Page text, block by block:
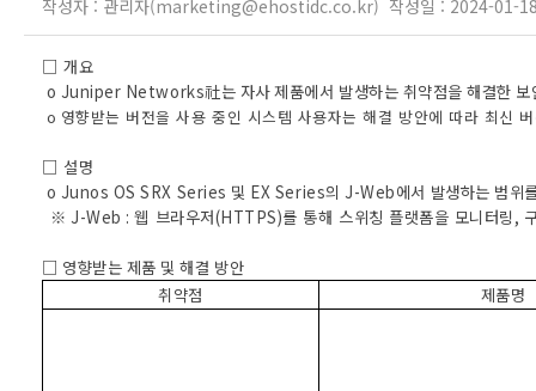
작성자 : 관리자(marketing@ehostidc.co.kr) 작성일 : 2024-01-
□ 개요
o Juniper Networks社는 자사 제품에서 발생하는 취약점을 해결한
o 영향받는 버전을 사용 중인 시스템 사용자는 해결 방안에 따라 최신
□ 설명
o Junos OS SRX Series 및 EX Series의 J-Web에서 발생하는 범위
※ J-Web :웹 브라우저(HTTPS)를 통해 스위칭 플랫폼을 모니터링 ,
□ 영향받는 제품 및 해결 방안
취약점
제품명